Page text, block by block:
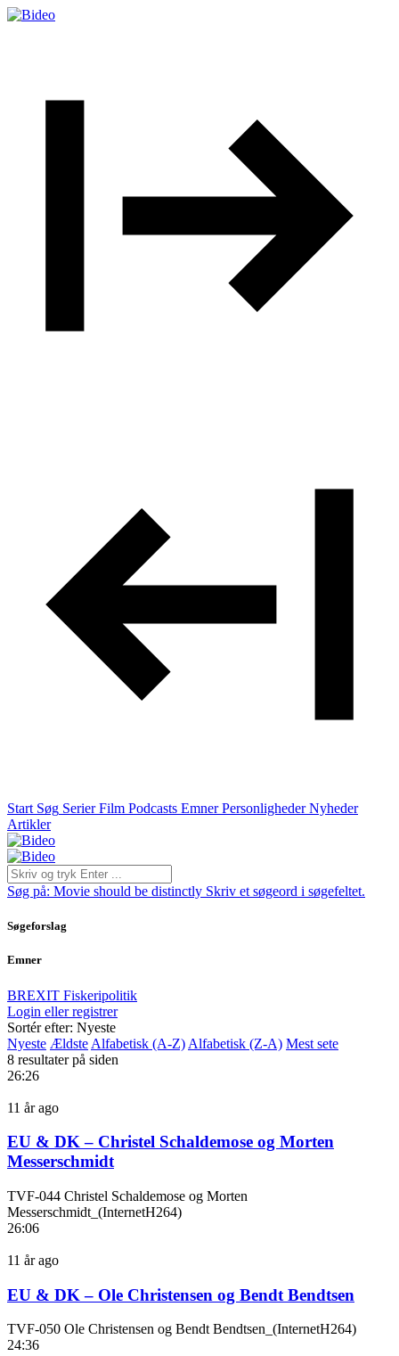
Start Søg Serier Film Podcasts Emner Personligheder Nyheder
Artikler
Søg på: Movie should be distinctly Skriv et søgeord i søgefeltet.
Søgeforslag
Emner
BREXIT Fiskeripolitik
Login eller registrer
Sortér efter: Nyeste
Nyeste Ældste Alfabetisk (A-Z) Alfabetisk (Z-A) Mest sete
8 resultater på siden
26:26
11 år ago
EU & DK – Christel Schaldemose og Morten
Messerschmidt
TVF-044 Christel Schaldemose og Morten
Messerschmidt_(InternetH264)
26:06
11 år ago
EU & DK – Ole Christensen og Bendt Bendtsen
TVF-050 Ole Christensen og Bendt Bendtsen_(InternetH264)
24:36